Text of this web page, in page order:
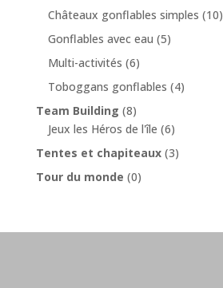
Châteaux gonflables simples (10)
Gonflables avec eau (5)
Multi-activités (6)
Toboggans gonflables (4)
Team Building (8)
Jeux les Héros de l'île (6)
Tentes et chapiteaux (3)
Tour du monde (0)